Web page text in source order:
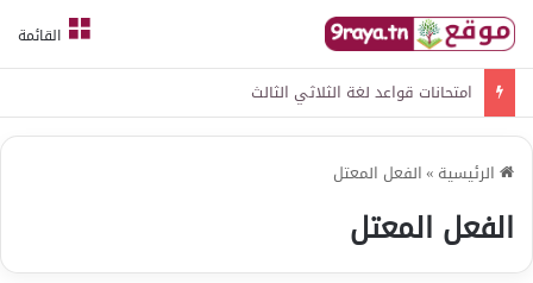
القائمة
امتحانات قواعد لغة الثلاثي الثالث
الرئيسية »الفعل المعتل
الفعل المعتل